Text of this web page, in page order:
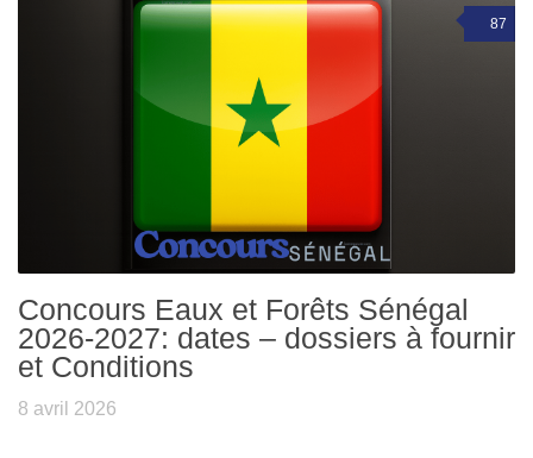
87
Concours Eaux et Forêts Sénégal
2026-2027: dates – dossiers à fournir
et Conditions
8 avril 2026